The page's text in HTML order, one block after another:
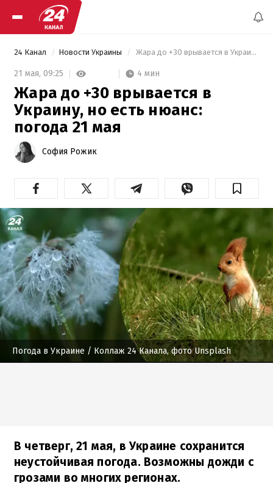
24 Канал Новости Украины Жара до +30 врывается в Украину, но есть нюанс: погода 21 мая
21 мая, 09:25 4 мин
Жара до +30 врывается в
Украину, но есть нюанс:
погода 21 мая
София Рожик
Погода в Украине / Коллаж 24 Канала, фото Unsplash
В четверг, 21 мая, в Украине сохранится
неустойчивая погода. Возможны дожди с
грозами во многих регионах.